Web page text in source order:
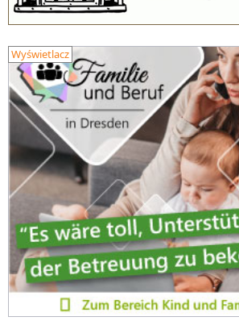
Wyświetlacz